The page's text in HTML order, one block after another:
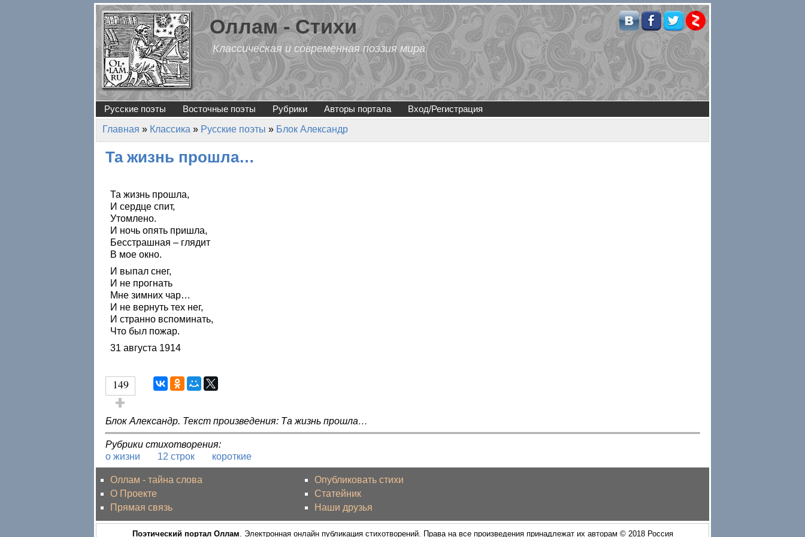
Перейти к основному содержанию
Оллам - Стихи
Классическая и современная поэзия мира
Русские поэты Восточные поэты Рубрики Авторы портала Вход/Регистрация
Вы здесь
Главная » Классика » Русские поэты » Блок Александр
Та жизнь прошла…
Та жизнь прошла,
И сердце спит,
Утомлено.
И ночь опять пришла,
Бесстрашная – глядит
В мое окно.
И выпал снег,
И не прогнать
Мне зимних чар…
И не вернуть тех нег,
И странно вспоминать,
Что был пожар.
31 августа 1914
149
Голос за!
Блок Александр. Текст произведения: Та жизнь прошла…
Рубрики стихотворения:
о жизни
12 строк короткие
Оллам - тайна слова
О Проекте
Прямая связь
Опубликовать стихи
Статейник
Наши друзья
Поэтический портал Оллам . Электронная онлайн публикация стихотворений. Права на все произведения принадлежат их авторам © 2018 Россия